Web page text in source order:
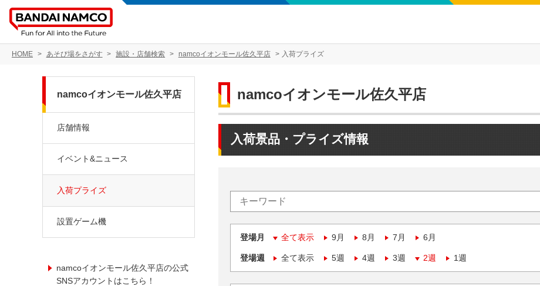
HOME あそび場をさがす 施設・店舗検索 namcoイオンモール佐久平店 入荷プライズ
namcoイオンモール佐久平店
入荷景品・プライズ情報
登場月 全て表示 9月 8月 7月 6月
登場週 全て表示 5週 4週 3週 2週 1週
namcoイオンモール佐久平店
店舗情報
イベント&ニュース
入荷プライズ
設置ゲーム機
namcoイオンモール佐久平店の公式
SNSアカウントはこちら！